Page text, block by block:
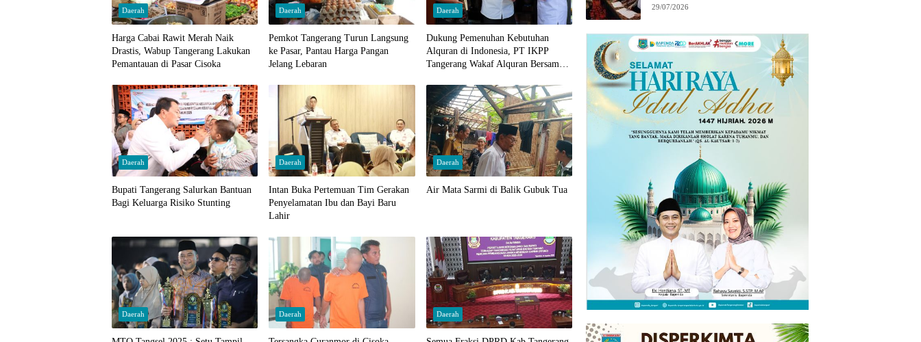
Daerah
Harga Cabai Rawit Merah Naik
Drastis, Wabup Tangerang Lakukan
Pemantauan di Pasar Cisoka
Daerah
Pemkot Tangerang Turun Langsung
ke Pasar, Pantau Harga Pangan
Jelang Lebaran
Daerah
Dukung Pemenuhan Kebutuhan
Alquran di Indonesia, PT IKPP
Tangerang Wakaf Alquran Bersama
Daerah
Bupati Tangerang Salurkan Bantuan
Bagi Keluarga Risiko Stunting
Daerah
Intan Buka Pertemuan Tim Gerakan
Penyelamatan Ibu dan Bayi Baru
Lahir
Daerah
Air Mata Sarmi di Balik Gubuk Tua
Daerah Daerah Daerah
Utama
29/07/2026